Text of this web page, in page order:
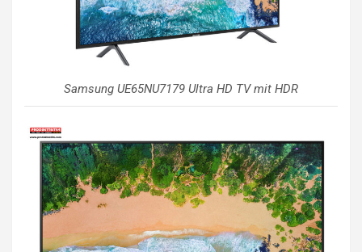
Samsung UE65NU7179 Ultra HD TV mit HDR